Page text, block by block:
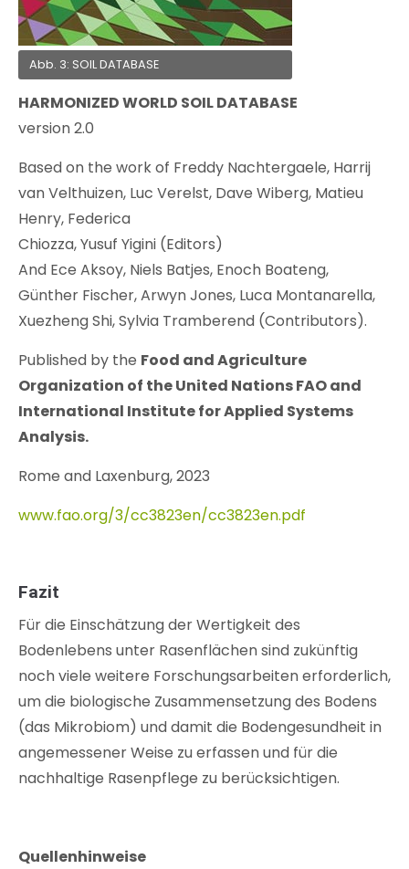
Abb. 3: SOIL DATABASE
HARMONIZED WORLD SOIL DATABASE
version 2.0
Based on the work of Freddy Nachtergaele, Harrij
van Velthuizen, Luc Verelst, Dave Wiberg, Matieu
Henry, Federica
Chiozza, Yusuf Yigini (Editors)
And Ece Aksoy, Niels Batjes, Enoch Boateng,
Günther Fischer, Arwyn Jones, Luca Montanarella,
Xuezheng Shi, Sylvia Tramberend (Contributors).
Published by the Food and Agriculture
Organization of the United Nations FAOand
International Institute for Applied Systems
Analysis.
Rome and Laxenburg, 2023
www.fao.org/3/cc3823en/cc3823en.pdf
Fazit
Für die Einschätzung der Wertigkeit des
Bodenlebens unter Rasenflächen sind zukünftig
noch viele weitere Forschungsarbeiten erforderlich,
um die biologische Zusammensetzung des Bodens
(das Mikrobiom) und damit die Bodengesundheit in
angemessener Weise zu erfassen und für die
nachhaltige Rasenpflege zu berücksichtigen.
Quellenhinweise